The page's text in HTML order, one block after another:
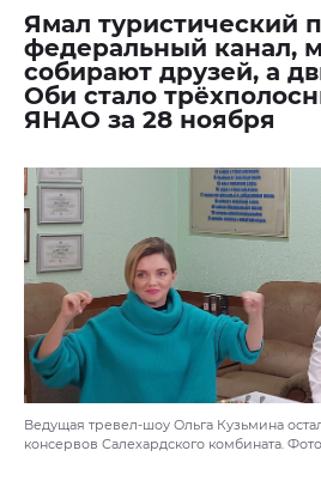
Ямал туристический
федеральный канал,
собирают друзей, а
Оби стало
ЯНАО за 28 ноября
Ведущая тревел-шоу Ольга Кузьмина
консервов Салехардского комбината.